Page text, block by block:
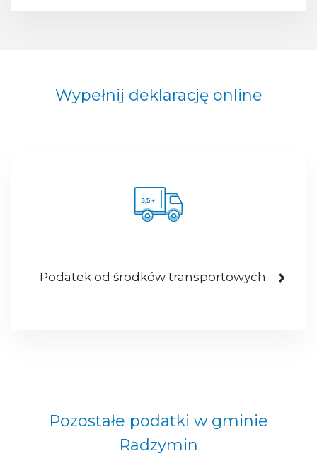
Wypełnij deklarację online
Podatek od środków transportowych
Pozostałe podatki w gminie
Radzymin